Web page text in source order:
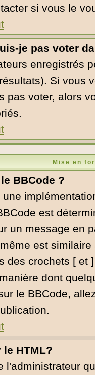
si vous le
je pas voter
enregistrés
Si vous
pas voter, alors
Mise en
BBCode ?
une
est
un message en
est
des crochets [ et
dont
le BBCode,
HTML?
l'administrateur